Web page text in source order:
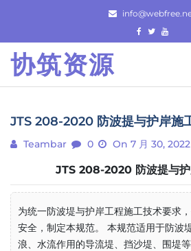
content
协筑资源
JTS 208-2020 防波提与护岸施
Teambar 0 On 7 月 30, 2022
JTS 208-2020 防波提与
为统一防波堤与护岸工程施工技术要求
安全，制定本规范。 本规范适用于防波
浪、水流作用的导流堤、挡沙堤、围堤等